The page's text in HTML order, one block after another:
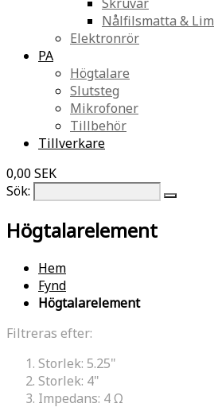
Nålfilsmatta & Lim
Elektronrör
PA
Högtalare
Slutsteg
Mikrofoner
Tillbehör
Tillverkare
0,00 SEK
Sök:
Högtalarelement
Hem
Fynd
Högtalarelement
Filtreras efter:
Storlek: 5.25"
Storlek: 4"
Impedans: 4 Ω